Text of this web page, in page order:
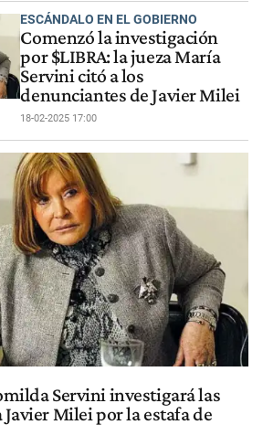
ESCÁNDALO EN EL GOBIERNO
Comenzó la investigación
por $LIBRA: la jueza María
Servini citó a los
denunciantes de Javier Milei
18-02-2025 17:00
Servini investigará las
Milei por la estafa de